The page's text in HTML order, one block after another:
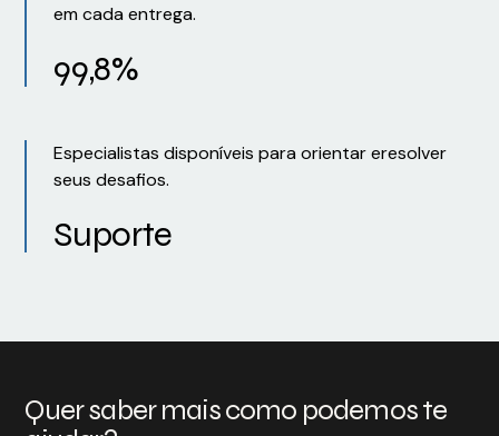
em cada entrega.
99,8%
Especialistas disponíveis para orientar eresolver
seus desafios.
Suporte
Quer saber mais como podemos te